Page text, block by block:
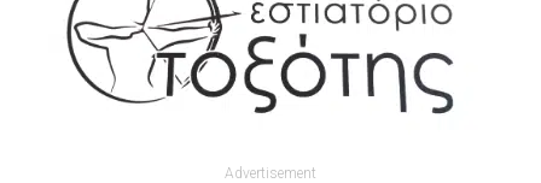
Advertisement